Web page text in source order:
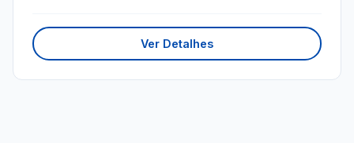
Ver Detalhes